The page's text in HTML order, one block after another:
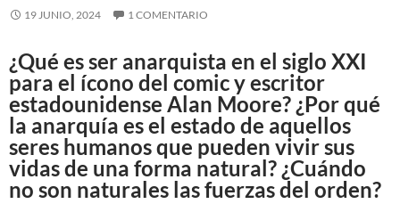
19 JUNIO, 2024 1 COMENTARIO
¿Qué es ser anarquista en el siglo XXI
para el ícono del comic y escritor
estadounidense Alan Moore? ¿Por qué
la anarquía es el estado de aquellos
seres humanos que pueden vivir sus
vidas de una forma natural? ¿Cuándo
no son naturales las fuerzas del orden?